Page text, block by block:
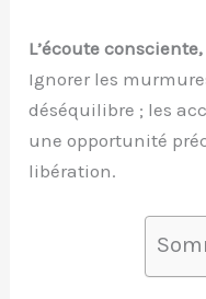
L’écoute
Ignorer les
déséquilibre ; les
une opportunité
libération.